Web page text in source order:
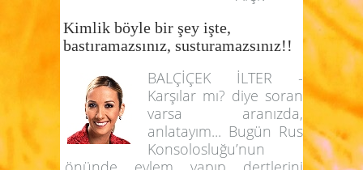
Kimlik böyle bir şey işte,
bastıramazsınız, susturamazsınız!!
BALÇİÇEK İLTER -
Karşılar mı? diye soran
varsa aranızda,
anlatayım... Bugün Rus
Konsolosluğu’nun
önünde eylem yapıp dertlerini